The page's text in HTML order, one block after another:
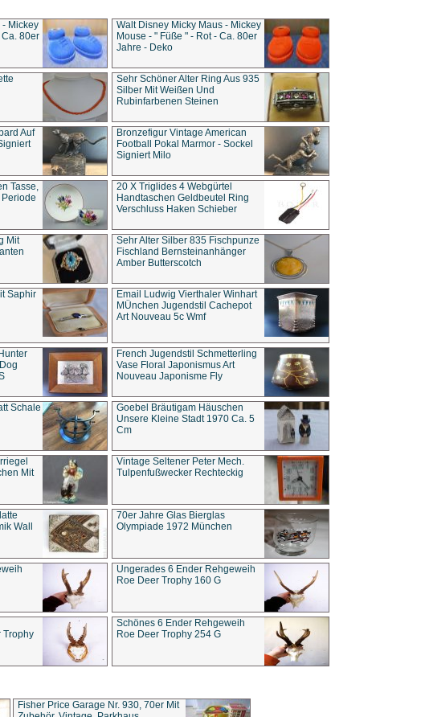
Mickey
Ca. 80er
Walt Disney Micky Maus - Mickey
Mouse - " Füße " - Rot - Ca. 80er
Jahre - Deko
Sehr Schöner Alter Ring Aus 935
Silber Mit Weißen Und
Rubinfarbenen Steinen
Auf
Bronzefigur Vintage American
Football Pokal Marmor - Sockel
Signiert Milo
Tasse,
20 X Triglides 4 Webgürtel
Handtaschen Geldbeutel Ring
Verschluss Haken Schieber
Mit
Sehr Alter Silber 835 Fischpunze
Fischland Bernsteinanhänger
Amber Butterscotch
Saphir
Email Ludwig Vierthaler Winhart
MÜnchen Jugendstil Cachepot
Art Nouveau 5c Wmf
French Jugendstil Schmetterling
Vase Floral Japonismus Art
Nouveau Japonisme Fly
Schale
Goebel Bräutigam Häuschen
Unsere Kleine Stadt 1970 Ca. 5
Cm
Mit
Vintage Seltener Peter Mech.
Tulpenfußwecker Rechteckig
Wall
70er Jahre Glas Bierglas
Olympiade 1972 München
Ungerades 6 Ender Rehgeweih
Roe Deer Trophy 160 G
Trophy
Schönes 6 Ender Rehgeweih
Roe Deer Trophy 254 G
Fisher Price Garage Nr. 930, 70er Mit